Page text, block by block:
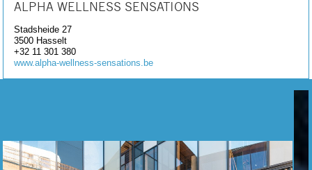
ALPHA WELLNESS SENSATIONS
Stadsheide 27
3500 Hasselt
+32 11 301 380
www.alpha-wellness-sensations.be